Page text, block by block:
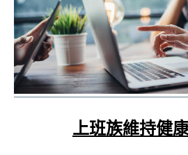
上班族維持健